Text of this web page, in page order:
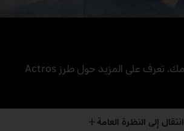
الشاحنة المناسبة لمهامك. تعرف على المزيد حول طرز Actros
انتقال إلى النظرة العامة